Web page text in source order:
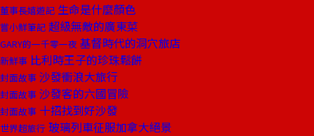
董事長嬉遊記 生命是什麼顏色
嘗小鮮筆記 超級無敵的廣東菜
GARY的一千零一夜 基督時代的洞穴旅店
新鮮事 比利時王子的珍珠鬆餅
封面故事 沙發衝浪大旅行
封面故事 沙發客的六國冒險
封面故事 十招找到好沙發
世界超旅行 玻璃列車征服加拿大絕景